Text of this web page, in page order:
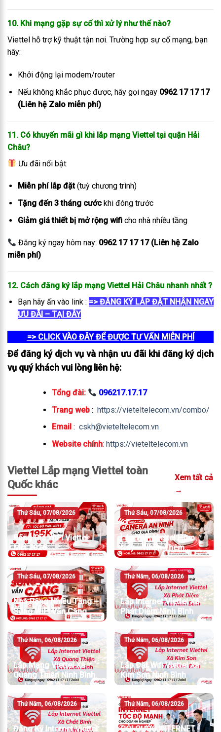
10. Khi mạng gặp sự cố thì xử lý như thế nào?
Viettel hỗ trợ kỹ thuật tận nơi. Trường hợp sự cố mạng, bạn
hãy:
Khởi động lại modem/router
Nếu không khắc phục được, hãy gọi ngay 0962 17 17 17
(Liên hệ Zalo miễn phí)
11. Có khuyến mãi gì khi lắp mạng Viettel tại quận Hải
Châu?
Ưu đãi nổi bật:
Miễn phí lắp đặt(tuỳ chương trình)
Tặng đến 3 tháng cướckhi đóng trước
Giảm giá thiết bị mở rộng wificho nhà nhiều tầng
Đăng ký ngay hôm nay: 0962 17 17 17 (Liên hệ Zalo
miễn phí)
12. Cách đăng ký lắp mạng Viettel Hải Châu nhanh nhất?
Bạn hãy ấn vào link : => ĐĂNG KÝ LẮP ĐẶT NHẬN NGAY
ƯU ĐÃI – TẠI ĐÂY
=> CLICK VÀO ĐÂY ĐỂ ĐƯỢC TƯ VẤN MIỄN PHÍ
Để đăng ký dịch vụ và nhận ưu đãi khi đăng ký dịch
vụ quý khách vui lòng liên hệ:
Tổng đài:
096217.17.17
Trang web: https://vieteltelecom.vn/combo/
Email: cskh@vieteltelecom.vn
Website chính: https://vieteltelecom.vn
Viettel Lắp mạng Viettel toàn
Quốc khác
Xem tất cả
→
Thứ Sáu, 07/08/2026
Bảng Giá WiFi Viettel
Mới 2026
Thứ Sáu, 07/08/2026
Lắp WiFi Viettel Hôm
Nay – Nhận Thêm
Camera An Ninh
Thứ Sáu, 07/08/2026
Nhà Rộng Nhiều Tầng –
Sóng WiFi Vẫn Căng
Thứ Năm, 06/08/2026
Lắp Internet Viettel Xã
Phát Diệm Ninh Bình
Thứ Năm, 06/08/2026
Lắp Mạng Viettel Xã
Quang Thiện Ninh Bình
Thứ Năm, 06/08/2026
Lắp Đặt Wifi Viettel Xã
Kim Sơn Ninh Bình
Thứ Năm, 06/08/2026
Đăng Ký Internet Viettel
Thứ Năm, 06/08/2026
GÓI CƯỚC INTERNET